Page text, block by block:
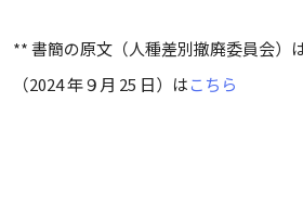
** 書簡の原文（人種差別撤廃委員会）
（2024 年９月 25 日）はこちら